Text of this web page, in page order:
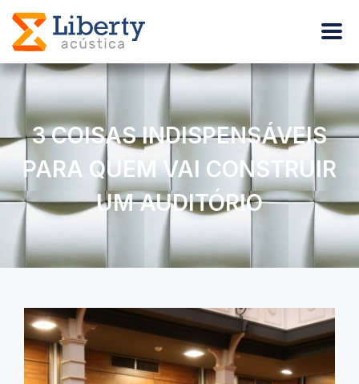
3 COISAS INDISPENSÁVEIS
PARA QUEM VAI CONSTRUIR
UM AUDITÓRIO